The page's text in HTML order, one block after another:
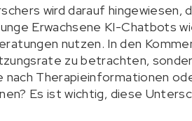
wird darauf hingewiesen,
Erwachsene KI-Chatbots
nutzen. In den
zu betrachten,
nach Therapieinformationen
Es ist wichtig, diese